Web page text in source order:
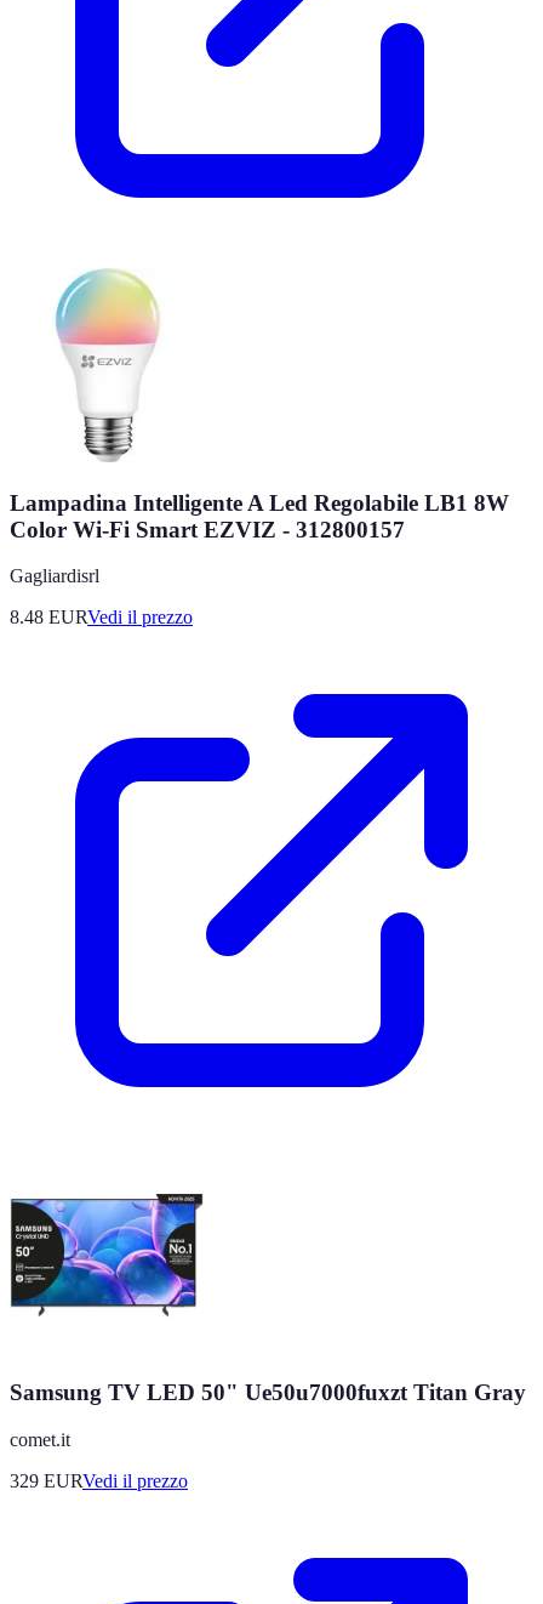
Lampadina Intelligente A Led Regolabile LB1 8W
Color Wi-Fi Smart EZVIZ - 312800157
Gagliardisrl
8.48 EURVedi il prezzo
Samsung TV LED 50" Ue50u7000fuxzt Titan Gray
comet.it
329 EURVedi il prezzo